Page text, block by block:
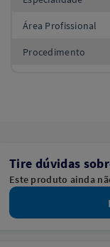
Área Profissional
Procedimento
Tire dúvidas
Este produto ainda